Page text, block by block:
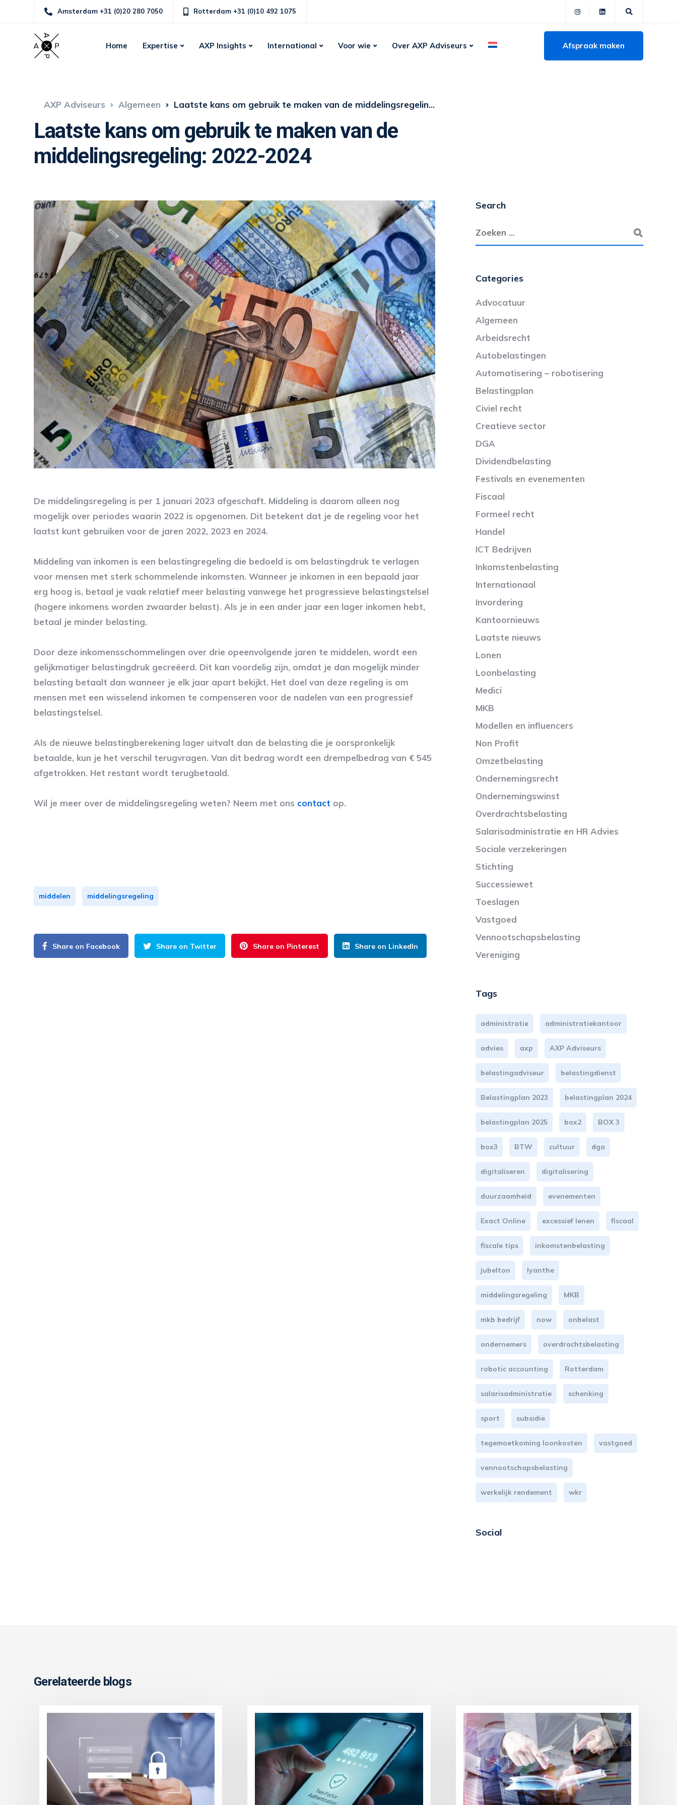
Amsterdam +31 (0)20 280 7050 Rotterdam +31 (0)10 492 1075
Home Expertise AXP Insights International Voor wie Over AXP Adviseurs Afspraak maken
AXP Adviseurs Algemeen Laatste kans om gebruik te maken van de middelingsregeling: 2022-2024
Laatste kans om gebruik te maken van de
middelingsregeling: 2022-2024
De middelingsregeling is per 1 januari 2023 afgeschaft. Middeling is daarom alleen nog
mogelijk over periodes waarin 2022 is opgenomen. Dit betekent dat je de regeling voor het
laatst kunt gebruiken voor de jaren 2022, 2023 en 2024.
Middeling van inkomen is een belastingregeling die bedoeld is om belastingdruk te verlagen
voor mensen met sterk schommelende inkomsten. Wanneer je inkomen in een bepaald jaar
erg hoog is, betaal je vaak relatief meer belasting vanwege het progressieve belastingstelsel
(hogere inkomens worden zwaarder belast). Als je in een ander jaar een lager inkomen hebt,
betaal je minder belasting.
Door deze inkomensschommelingen over drie opeenvolgende jaren te middelen, wordt een
gelijkmatiger belastingdruk gecreëerd. Dit kan voordelig zijn, omdat je dan mogelijk minder
belasting betaalt dan wanneer je elk jaar apart bekijkt. Het doel van deze regeling is om
mensen met een wisselend inkomen te compenseren voor de nadelen van een progressief
belastingstelsel.
Als de nieuwe belastingberekening lager uitvalt dan de belasting die je oorspronkelijk
betaalde, kun je het verschil terugvragen. Van dit bedrag wordt een drempelbedrag van € 545
afgetrokken. Het restant wordt terugbetaald.
Wil je meer over de middelingsregeling weten? Neem met ons contact op.
middelen middelingsregeling
Share on Facebook Share on Twitter Share on Pinterest Share on LinkedIn
Search
Categories
Advocatuur
Algemeen
Arbeidsrecht
Autobelastingen
Automatisering – robotisering
Belastingplan
Civiel recht
Creatieve sector
DGA
Dividendbelasting
Festivals en evenementen
Fiscaal
Formeel recht
Handel
ICT Bedrijven
Inkomstenbelasting
Internationaal
Invordering
Kantoornieuws
Laatste nieuws
Lonen
Loonbelasting
Medici
MKB
Modellen en influencers
Non Profit
Omzetbelasting
Ondernemingsrecht
Ondernemingswinst
Overdrachtsbelasting
Salarisadministratie en HR Advies
Sociale verzekeringen
Stichting
Successiewet
Toeslagen
Vastgoed
Vennootschapsbelasting
Vereniging
Tags
administratie administratiekantoor
advies axp AXP Adviseurs
belastingadviseur belastingdienst
Belastingplan 2023 belastingplan 2024
belastingplan 2025 box2 BOX 3
box3 BTW cultuur dga
digitaliseren digitalisering
duurzaamheid evenementen
Exact Online excessief lenen fiscaal
fiscale tips inkomstenbelasting
jubelton lyanthe
middelingsregeling MKB
mkb bedrijf now onbelast
ondernemers overdrachtsbelasting
robotic accounting Rotterdam
salarisadministratie schenking
sport subsidie
tegemoetkoming loonkosten vastgoed
vennootschapsbelasting
werkelijk rendement wkr
Social
Gerelateerde blogs